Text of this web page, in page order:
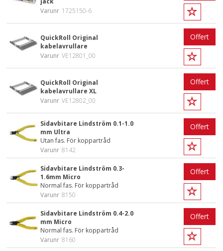
Varunr 1725150-6
QuickRoll Original
kabelavrullare
Varunr VE12801_00
Offert
QuickRoll Original
kabelavrullare XL
Varunr VE12802_00
Offert
Sidavbitare Lindström 0.1-1.0
mm Ultra
Utan fas. För koppartråd
Varunr 8142
Offert
Sidavbitare Lindström 0.3-
1.6mm Micro
Normal fas. För koppartråd
Varunr 8150
Offert
Sidavbitare Lindström 0.4-2.0
mm Micro
Normal fas. För koppartråd
Varunr 8160
Offert